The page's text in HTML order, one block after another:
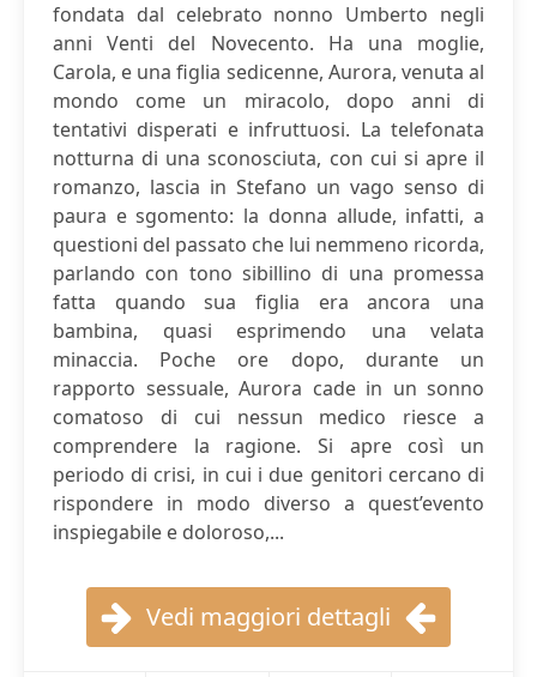
fondata dal celebrato nonno Umberto negli
anni Venti del Novecento. Ha una moglie,
Carola, e una figlia sedicenne, Aurora, venuta al
mondo come un miracolo, dopo anni di
tentativi disperati e infruttuosi. La telefonata
notturna di una sconosciuta, con cui si apre il
romanzo, lascia in Stefano un vago senso di
paura e sgomento: la donna allude, infatti, a
questioni del passato che lui nemmeno ricorda,
parlando con tono sibillino di una promessa
fatta quando sua figlia era ancora una
bambina, quasi esprimendo una velata
minaccia. Poche ore dopo, durante un
rapporto sessuale, Aurora cade in un sonno
comatoso di cui nessun medico riesce a
comprendere la ragione. Si apre così un
periodo di crisi, in cui i due genitori cercano di
rispondere in modo diverso a quest’evento
inspiegabile e doloroso,...
Vedi maggiori dettagli